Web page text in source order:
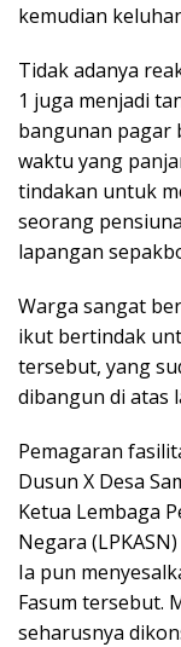
kemudian
Tidak adanya
1 juga menjadi
bangunan pagar
waktu yang
tindakan untuk
seorang
lapangan
Warga sangat
ikut bertindak
tersebut, yang
dibangun di atas
Pemagaran
Dusun X Desa
Ketua Lembaga
Negara
Ia pun
Fasum tersebut.
seharusnya